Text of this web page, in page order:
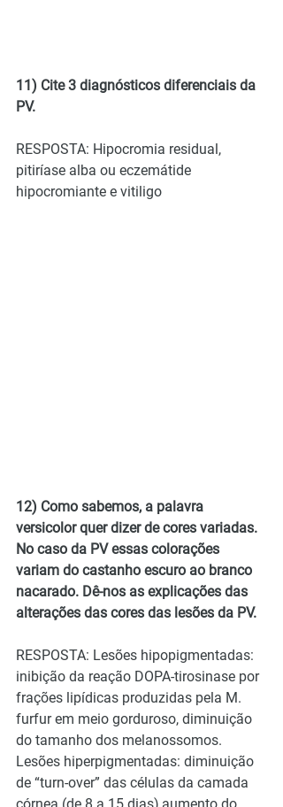
11) Cite 3 diagnósticos diferenciais da
PV.
RESPOSTA: Hipocromia residual,
pitiríase alba ou eczemátide
hipocromiante e vitiligo
12) Como sabemos, a palavra
versicolor quer dizer de cores variadas.
No caso da PV essas colorações
variam do castanho escuro ao branco
nacarado. Dê-nos as explicações das
alterações das cores das lesões da PV.
RESPOSTA: Lesões hipopigmentadas:
inibição da reação DOPA-tirosinase por
frações lipídicas produzidas pela M.
furfur em meio gorduroso, diminuição
do tamanho dos melanossomos.
Lesões hiperpigmentadas: diminuição
de “turn-over” das células da camada